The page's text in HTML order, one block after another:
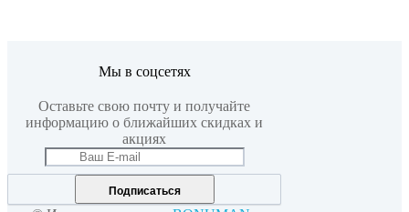
Мы в соцсетях
Оставьте свою почту и получайте
информацию о ближайших скидках и
акциях
Подписаться